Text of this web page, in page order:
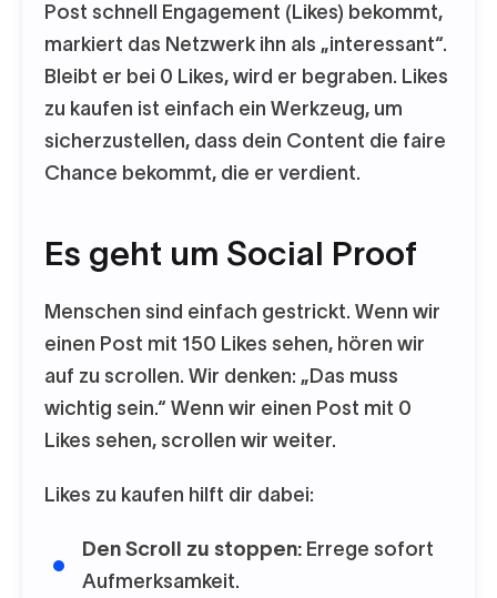
Post schnell Engagement (Likes) bekommt,
markiert das Netzwerk ihn als „interessant“.
Bleibt er bei 0 Likes, wird er begraben. Likes
zu kaufen ist einfach ein Werkzeug, um
sicherzustellen, dass dein Content die faire
Chance bekommt, die er verdient.
Es geht um Social Proof
Menschen sind einfach gestrickt. Wenn wir
einen Post mit 150 Likes sehen, hören wir
auf zu scrollen. Wir denken: „Das muss
wichtig sein.“ Wenn wir einen Post mit 0
Likes sehen, scrollen wir weiter.
Likes zu kaufen hilft dir dabei:
Den Scroll zu stoppen: Errege sofort
Aufmerksamkeit.